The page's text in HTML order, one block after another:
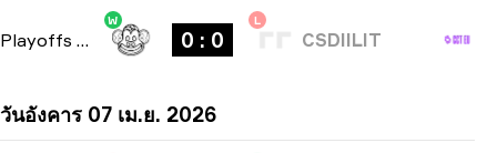
Playoffs bo3
W
0 : 0
L
CSDIILIT
วันอังคาร 07 เม.ย. 2026